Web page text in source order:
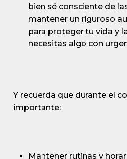
bien sé consciente de
mantener un riguroso
para proteger tu vida y
necesitas algo con
Y recuerda que durante el
importante:
Mantener rutinas y